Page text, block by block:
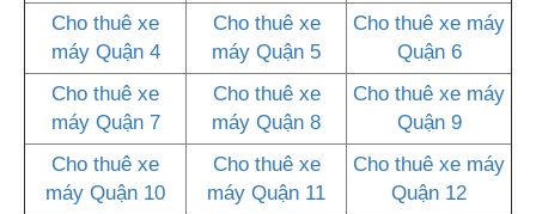
Cho thuê xe
máy Quận 4
Cho thuê xe
máy Quận 5
Cho thuê xe máy
Quận 6
Cho thuê xe
máy Quận 7
Cho thuê xe
máy Quận 8
Cho thuê xe máy
Quận 9
Cho thuê xe
máy Quận 10
Cho thuê xe
máy Quận 11
Cho thuê xe máy
Quận 12